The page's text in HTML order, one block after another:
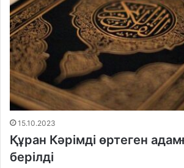
15.10.2023
Құран Кәрімді өртеген
берілді